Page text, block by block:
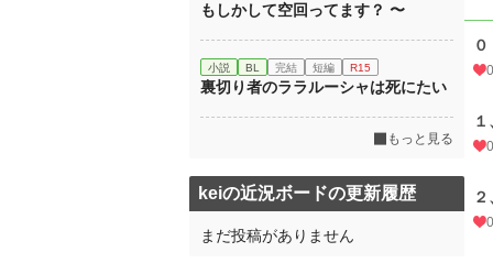
０
0
0
２
0
もしかして空回ってます？ 〜
小説 BL 完結 短編 R15
裏切り者のララルーシャは死にたい
もっと見る
keiの近況ボードの更新履歴
まだ投稿がありません